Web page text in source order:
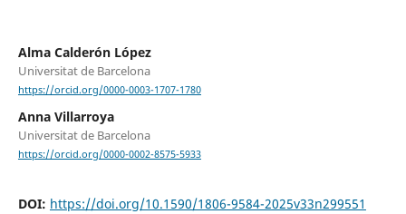
Alma Calderón López
Universitat de Barcelona
https://orcid.org/0000-0003-1707-1780
Anna Villarroya
Universitat de Barcelona
https://orcid.org/0000-0002-8575-5933
DOI: https://doi.org/10.1590/1806-9584-2025v33n299551